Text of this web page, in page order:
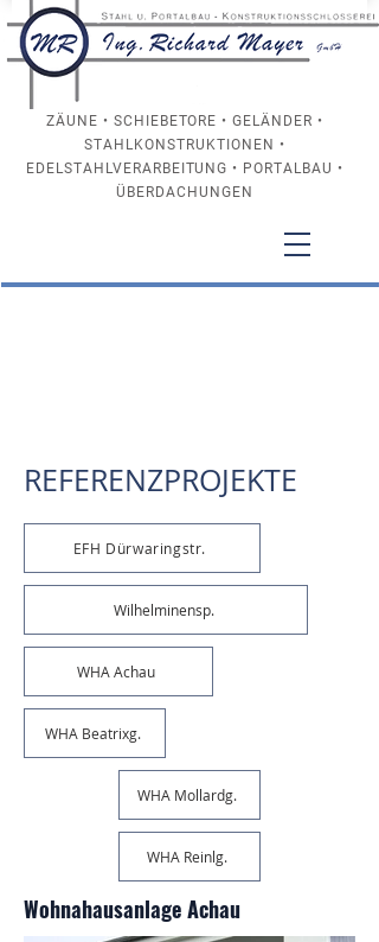
ZÄUNE • SCHIEBETORE • GELÄNDER •
STAHLKONSTRUKTIONEN •
EDELSTAHLVERARBEITUNG • PORTALBAU •
ÜBERDACHUNGEN
REFERENZPROJEKTE
EFH Dürwaringstr.
Wilhelminensp.
WHA Achau
WHA Beatrixg.
WHA Mollardg.
WHA Reinlg.
Wohnahausanlage Achau